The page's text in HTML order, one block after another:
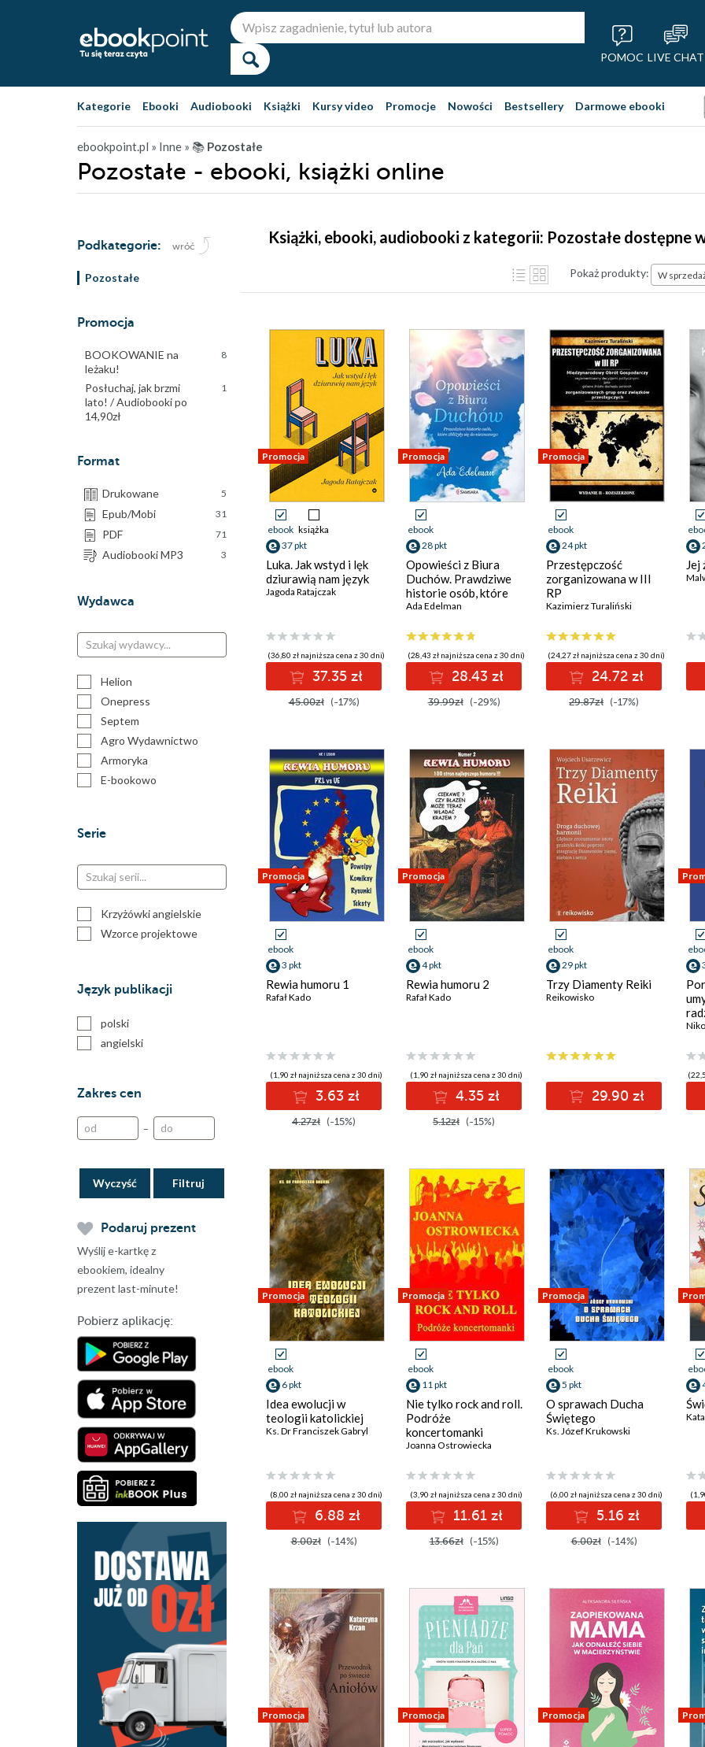
POMOC LIVE CHAT
Kategorie Ebooki Audiobooki Książki Kursy video Promocje Nowości Bestsellery Darmowe ebooki
ebookpoint.pl » Inne » 📚 Pozostałe
Pozostałe - ebooki, książki online
Podkategorie: wróć
Pozostałe
Promocja
BOOKOWANIE na
leżaku!
8
Posłuchaj, jak brzmi
lato! / Audiobooki po
14,90zł
1
Format
Drukowane 5
Epub/Mobi 31
PDF 71
Audiobooki MP3 3
Wydawca
Helion
Onepress
Septem
Agro Wydawnictwo
Armoryka
E-bookowo
Karakter
MentalWay
Politechniki Warszawskiej
Politechnika Lubelska
Wydawnictwa
Warszawskiego
Wydawnictwo Kobiece
Wydawnictwo
Ekonomicznego we
Wrocławiu
self publisher
Serie
Krzyżówki angielskie
Wzorce projektowe
Język publikacji
polski
angielski
Zakres cen
–
Wyczyść
Podaruj prezent
Wyślij e-kartkę z
ebookiem, idealny
prezent last-minute!
Pobierz aplikację:
Książki, ebooki, audiobooki z kategorii: Pozostałe dostępne
Pokaż produkty: W
Promocja
ebook książka
37 pkt
Luka. Jak wstyd i lęk
dziurawią nam język
Jagoda Ratajczak
(36,80 zł najniższa cena z 30 dni)
37.35 zł
45.00zł (-17%)
Promocja
ebook
28 pkt
Opowieści z Biura
Duchów. Prawdziwe
historie osób, które
zbliżyły się do
Ada Edelman
(28,43 zł najniższa cena z 30 dni)
28.43 zł
39.99zł (-29%)
Promocja
ebook
24 pkt
Przestępczość
zorganizowana w III
RP
Kazimierz Turaliński
(24,27 zł najniższa cena z 30 dni)
24.72 zł
29.87zł (-17%)
Jej
Promocja
ebook
3 pkt
Rewia humoru 1
Rafał Kado
(1,90 zł najniższa cena z 30 dni)
3.63 zł
4.27zł (-15%)
Promocja
ebook
4 pkt
Rewia humoru 2
Rafał Kado
(1,90 zł najniższa cena z 30 dni)
4.35 zł
5.12zł (-15%)
ebook
29 pkt
Trzy Diamenty Reiki
Reikowisko
29.90 zł
Promocja
ebook
6 pkt
Idea ewolucji w
teologii katolickiej
Ks. Dr Franciszek Gabryl
(8,00 zł najniższa cena z 30 dni)
6.88 zł
8.00zł (-14%)
Promocja
ebook
11 pkt
Nie tylko rock and roll.
Podróże
koncertomanki
Joanna Ostrowiecka
(3,90 zł najniższa cena z 30 dni)
11.61 zł
13.66zł (-15%)
Promocja
ebook
5 pkt
O sprawach Ducha
Świętego
Ks. Józef Krukowski
(6,00 zł najniższa cena z 30 dni)
5.16 zł
6.00zł (-14%)
Promocja Promocja Promocja